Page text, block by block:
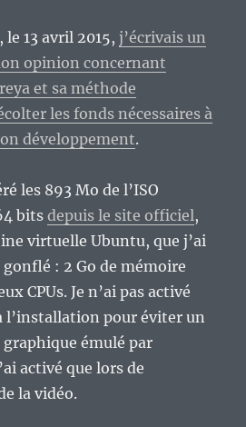
le 13 avril 2015,j’écrivais un
opinion concernant
et sa méthode
les fonds nécessaires à
développement.
les 893 Mo de l’ISO
bitsdepuis le site officiel,
virtuelle Ubuntu, que j’ai
: 2 Go de mémoire
CPUs. Je n’ai pas activé
l’installation pour éviter un
émulé par
activé que lors de
la vidéo.